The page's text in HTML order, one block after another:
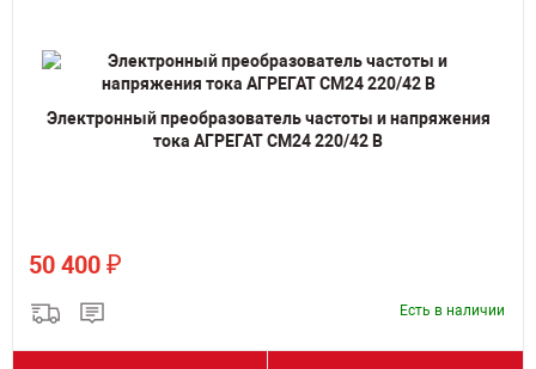
Электронный преобразователь частоты и напряжения
тока АГРЕГАТ СМ24 220/42 В
50 400 ₽
Есть в наличии